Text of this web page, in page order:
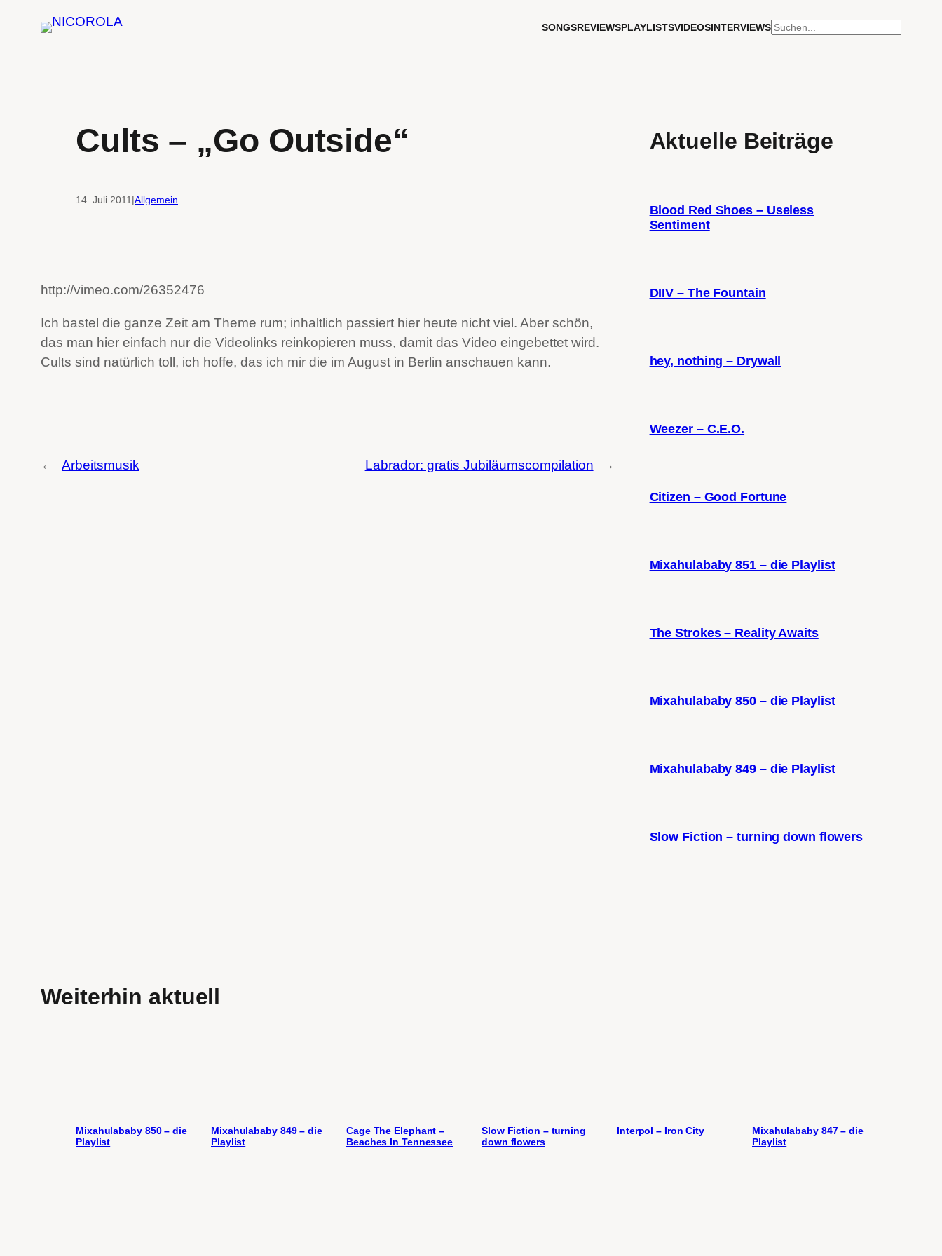
SONGSREVIEWSPLAYLISTSVIDEOSINTERVIEWSSUCHEN
Cults – „Go Outside“
14. Juli 2011|Allgemein
http://vimeo.com/26352476
Ich bastel die ganze Zeit am Theme rum; inhaltlich passiert hier heute nicht viel. Aber schön,
das man hier einfach nur die Videolinks reinkopieren muss, damit das Video eingebettet wird.
Cults sind natürlich toll, ich hoffe, das ich mir die im August in Berlin anschauen kann.
← Arbeitsmusik Labrador: gratis Jubiläumscompilation →
Aktuelle Beiträge
Blood Red Shoes – Useless
Sentiment
DIIV – The Fountain
hey, nothing – Drywall
Weezer – C.E.O.
Citizen – Good Fortune
Mixahulababy 851 – die Playlist
The Strokes – Reality Awaits
Mixahulababy 850 – die Playlist
Mixahulababy 849 – die Playlist
Slow Fiction – turning down flowers
Weiterhin aktuell
Mixahulababy 850 – die
Playlist
Mixahulababy 849 – die
Playlist
Cage The Elephant –
Beaches In Tennessee
Slow Fiction – turning
down flowers
Interpol – Iron City
Mixahulababy 847 – die
Playlist